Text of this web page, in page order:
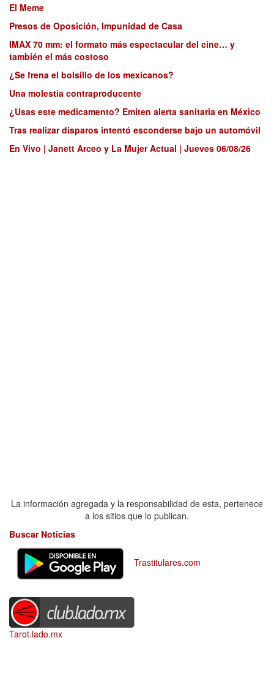
El Meme
Presos de Oposición, Impunidad de Casa
IMAX 70 mm: el formato más espectacular del cine… y
también el más costoso
¿Se frena el bolsillo de los mexicanos?
Una molestia contraproducente
¿Usas este medicamento? Emiten alerta sanitaria en México
Tras realizar disparos intentó esconderse bajo un automóvil
En Vivo | Janett Arceo y La Mujer Actual | Jueves 06/08/26
La información agregada y la responsabilidad de esta, pertenece
a los sitios que lo publican.
Buscar Noticias
Trastitulares.com
Tarot.lado.mx